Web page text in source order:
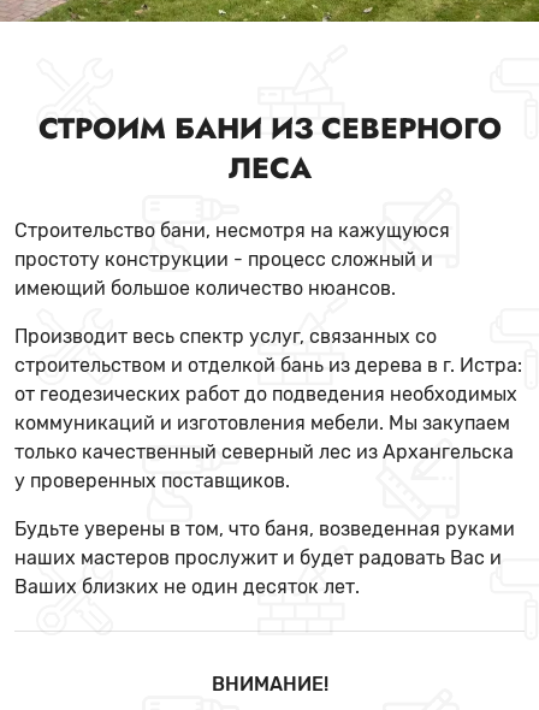
СТРОИМ БАНИ ИЗ СЕВЕРНОГО
ЛЕСА
Строительство бани, несмотря на кажущуюся
простоту конструкции - процесс сложный и
имеющий большое количество нюансов.
Производит весь спектр услуг, связанных со
строительством и отделкой бань из дерева в г. Истра:
от геодезических работ до подведения необходимых
коммуникаций и изготовления мебели. Мы закупаем
только качественный северный лес из Архангельска
у проверенных поставщиков.
Будьте уверены в том, что баня, возведенная руками
наших мастеров прослужит и будет радовать Вас и
Ваших близких не один десяток лет.
ВНИМАНИЕ!